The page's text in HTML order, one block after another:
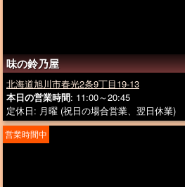
味の鈴乃屋
北海道旭川市春光2条9丁目19-13
本日の営業時間: 11:00～20:45
定休日: 月曜 (祝日の場合営業、翌日休業
営業時間中